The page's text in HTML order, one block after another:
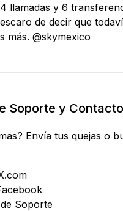
llamadas y 6
de decir que
más. @skymexico
Soporte y Contacto
Envía tus quejas o
Soporte